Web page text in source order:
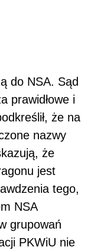
do NSA. Sąd
prawidłowe i
że na
nazwy
że
jest
tego,
NSA
grupowań
PKWiU nie